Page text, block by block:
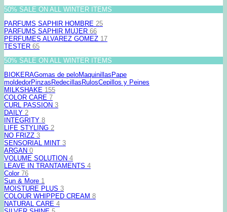
50% SALE ON ALL WINTER ITEMS
PARFUMS SAPHIR HOMBRE 25
PARFUMS SAPHIR MUJER 66
PERFUMES ALVAREZ GOMEZ 17
TESTER 65
50% SALE ON ALL WINTER ITEMS
BIOKERAGomas de peloMaquinillas Pape
moldedorPinzas Redecillas RulosCepillos y Peines
MILKSHAKE 155
COLOR CARE 7
CURL PASSION 3
DAILY 2
INTEGRITY 8
LIFE STYLING 2
NO FRIZZ 3
SENSORIAL MINT 3
ARGAN 0
VOLUME SOLUTION 4
LEAVE IN TRANTAMENTS 4
Color 76
Sun & More 1
MOISTURE PLUS 3
COLOUR WHIPPED CREAM 8
NATURAL CARE 4